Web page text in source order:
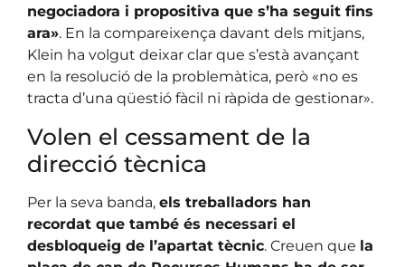
negociadora i propositiva que s’ha seguit fins
ara». En la compareixença davant dels mitjans,
Klein ha volgut deixar clar que s’està avançant
en la resolució de la problemàtica, però «no es
tracta d’una qüestió fàcil ni ràpida de gestionar».
Volen el cessament de la
direcció tècnica
Per la seva banda, els treballadors han
recordat que també és necessari el
desbloqueig de l’apartat tècnic. Creuen que la